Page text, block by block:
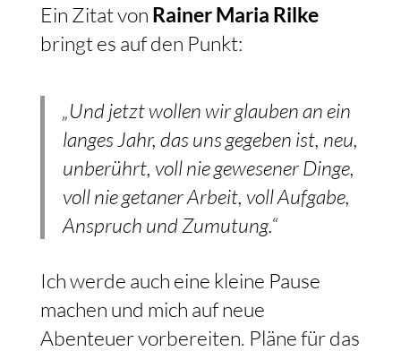
Ein Zitat von Rainer Maria Rilke
bringt es auf den Punkt:
„Und jetzt wollen wir glauben an ein
langes Jahr, das uns gegeben ist, neu,
unberührt, voll nie gewesener Dinge,
voll nie getaner Arbeit, voll Aufgabe,
Anspruch und Zumutung.“
Ich werde auch eine kleine Pause
machen und mich auf neue
Abenteuer vorbereiten. Pläne für das